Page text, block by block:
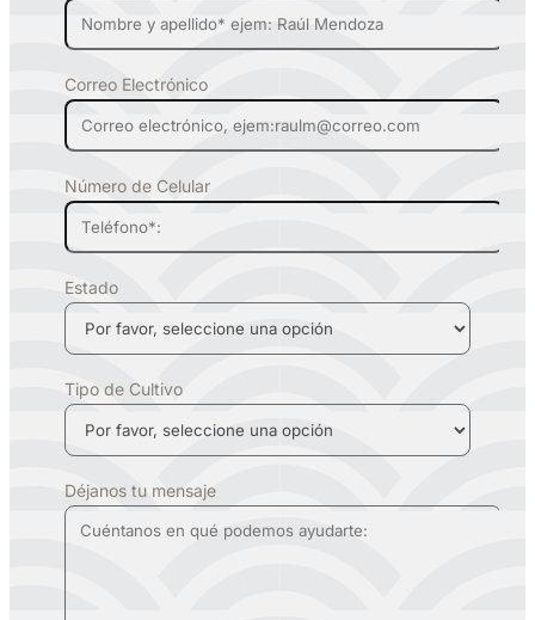
Correo Electrónico
Número de Celular
Estado
Tipo de Cultivo
Déjanos tu mensaje